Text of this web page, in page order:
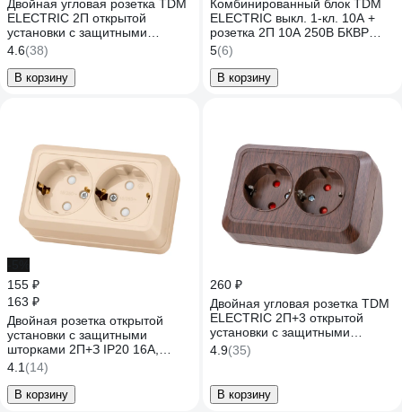
Двойная угловая розетка TDM
ELECTRIC 2П открытой
установки с защитными
шторками IP20 250В 10А
белая "Ладога" SQ1801-0022
4.6(38)
В корзину
Комбинированный блок TDM
ELECTRIC выкл. 1-кл. 10А +
розетка 2П 10А 250В БКВР
IP20 слоновая кость "Ладога"
SQ1801-0205
5(6)
В корзину
155 ₽
163 ₽
Двойная розетка открытой
установки с защитными
шторками 2П+З IP20 16А,
слоновая кость TDM
ELECTRIC Ладога SQ1801-
0066
4.1 (14)
В корзину
260 ₽
Двойная угловая розетка TDM
ELECTRIC 2П+3 открытой
установки с защитными
шторками IP20 250В 16А бук
"Ладога" SQ1801-0343
4.9(35)
В корзину